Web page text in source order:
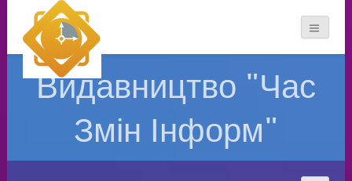
Видавництво "Час
Змін Інформ"